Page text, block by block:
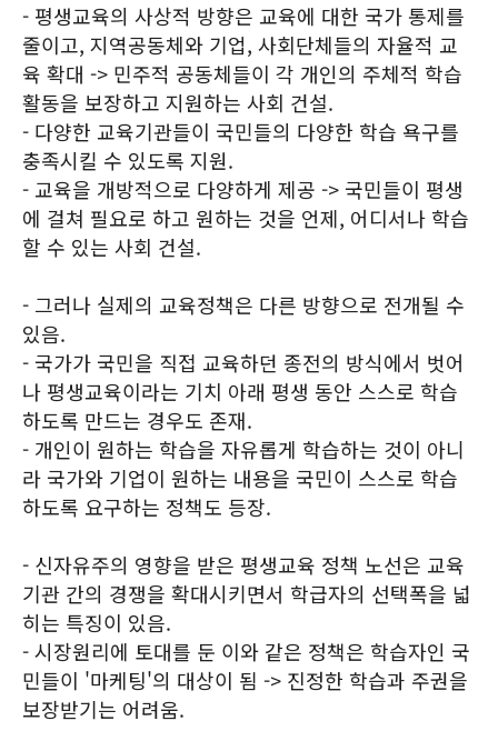
- 평생교육의 사상적 방향은 교육에 대한 국가 통제를
줄이고, 지역공동체와 기업, 사회단체들의 자율적 교
육 확대 -> 민주적 공동체들이 각 개인의 주체적 학습
활동을 보장하고 지원하는 사회 건설.
- 다양한 교육기관들이 국민들의 다양한 학습 욕구를
충족시킬 수 있도록 지원.
- 교육을 개방적으로 다양하게 제공 -> 국민들이 평생
에 걸쳐 필요로 하고 원하는 것을 언제, 어디서나 학습
할 수 있는 사회 건설.
- 그러나 실제의 교육정책은 다른 방향으로 전개될 수
있음.
- 국가가 국민을 직접 교육하던 종전의 방식에서 벗어
나 평생교육이라는 기치 아래 평생 동안 스스로 학습
하도록 만드는 경우도 존재.
- 개인이 원하는 학습을 자유롭게 학습하는 것이 아니
라 국가와 기업이 원하는 내용을 국민이 스스로 학습
하도록 요구하는 정책도 등장.
- 신자유주의 영향을 받은 평생교육 정책 노선은 교육
기관 간의 경쟁을 확대시키면서 학급자의 선택폭을 넓
히는 특징이 있음.
- 시장원리에 토대를 둔 이와 같은 정책은 학습자인 국
민들이 '마케팅'의 대상이 됨 -> 진정한 학습과 주권을
보장받기는 어려움.